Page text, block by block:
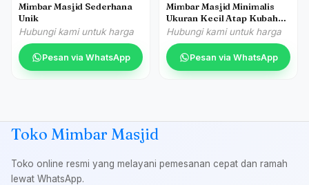
Mimbar Masjid Sederhana
Unik
Hubungi kami untuk harga
Pesan via WhatsApp
Mimbar Masjid Minimalis
Ukuran Kecil Atap Kubah
Jati
Hubungi kami untuk harga
Pesan via WhatsApp
Toko Mimbar Masjid
Toko online resmi yang melayani pemesanan cepat dan ramah
lewat WhatsApp.